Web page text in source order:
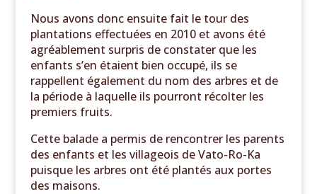
Nous avons donc ensuite fait le tour des
plantations effectuées en 2010 et avons été
agréablement surpris de constater que les
enfants s’en étaient bien occupé, ils se
rappellent également du nom des arbres et de
la période à laquelle ils pourront récolter les
premiers fruits.
Cette balade a permis de rencontrer les parents
des enfants et les villageois de Vato-Ro-Ka
puisque les arbres ont été plantés aux portes
des maisons.